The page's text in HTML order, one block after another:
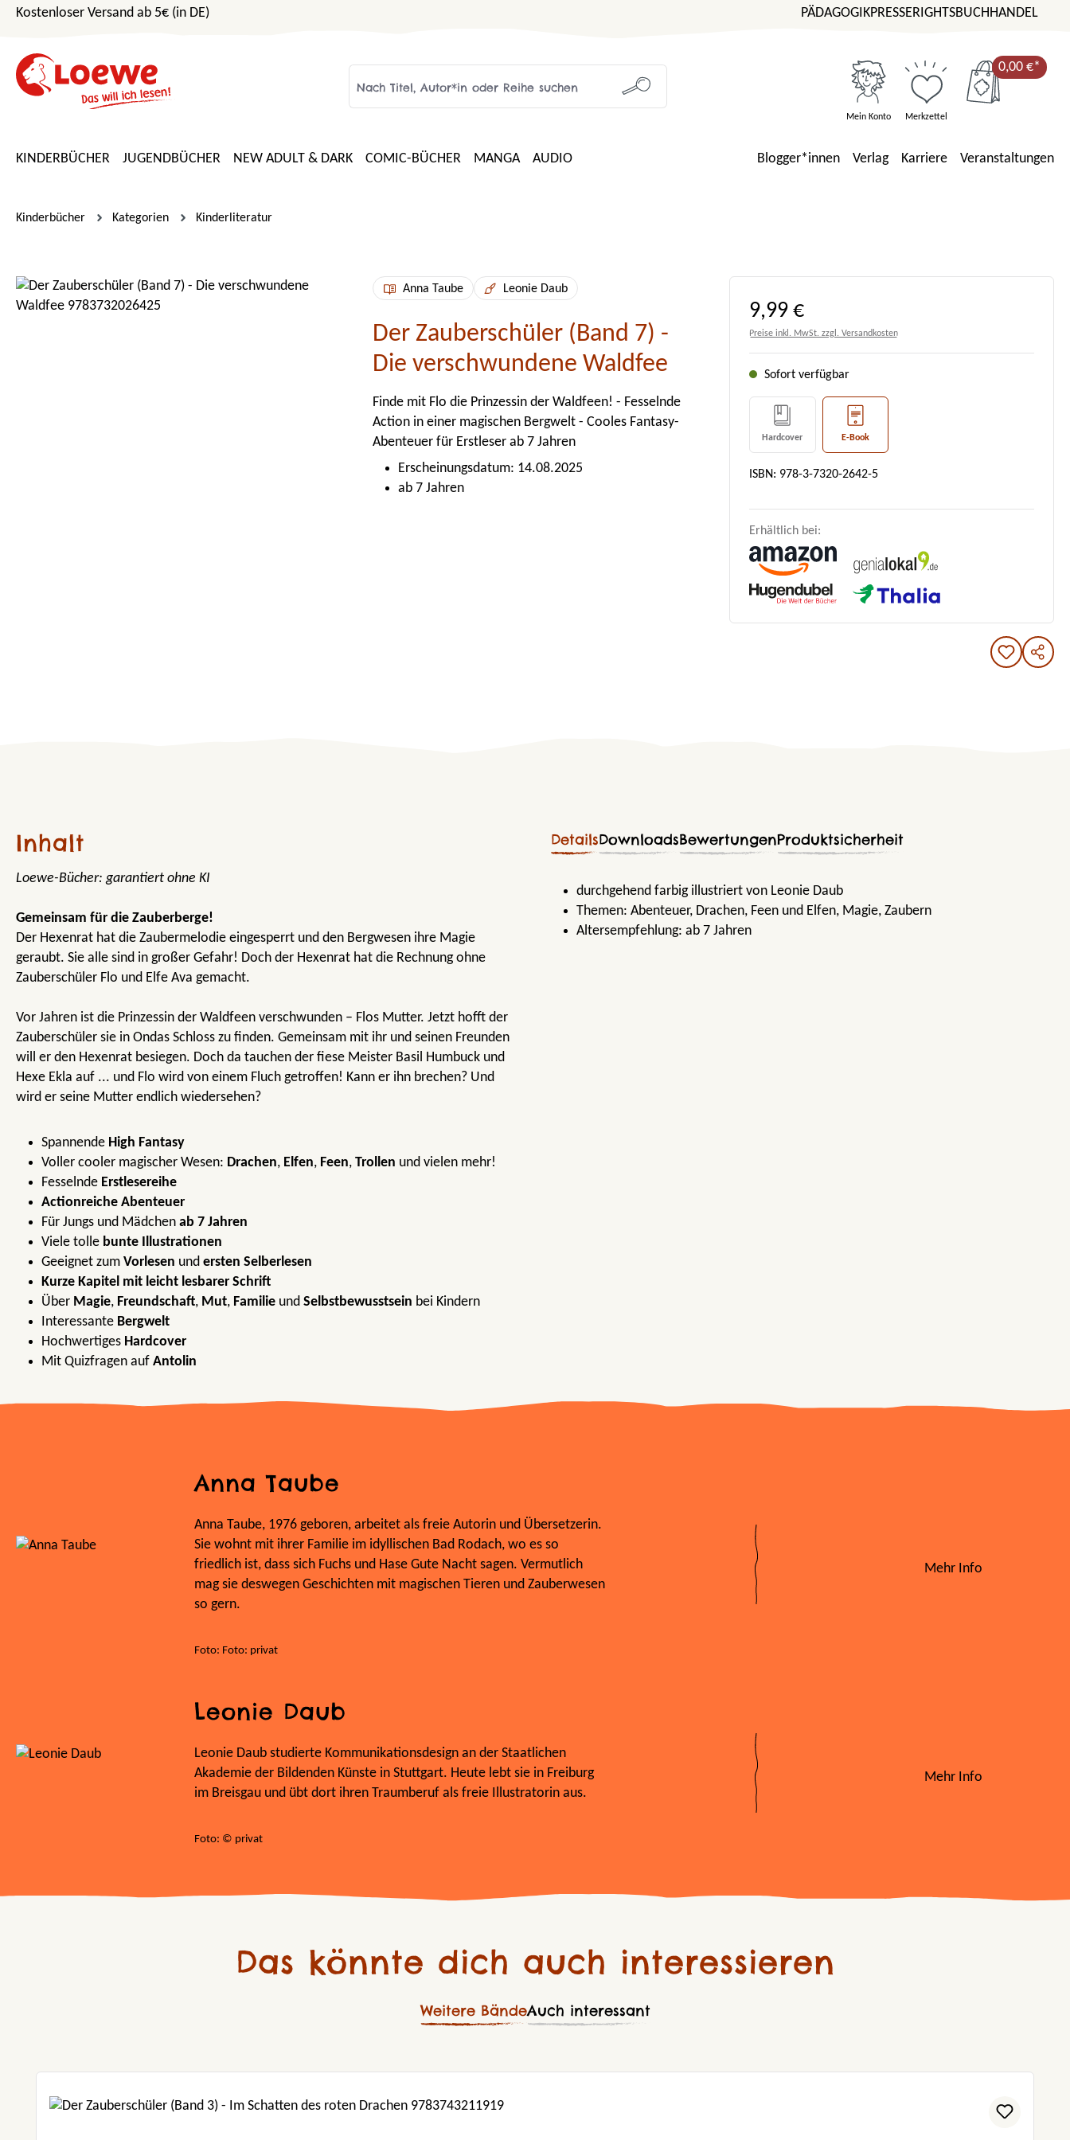
Hauptinhalt springen
Zur Suche springen
Zur Hauptnavigation springen
Kostenloser Versand ab 5€ (in DE) PÄDAGOGIKPRESSERIGHTSBUCHHANDEL
Mein Konto Merkzettel
0,00 €*
KINDERBÜCHER JUGENDBÜCHER NEW ADULT & DARK COMIC-BÜCHER MANGA AUDIO Blogger*innen Verlag Karriere Veranstaltungen
Kinderbücher Kategorien Kinderliteratur
Bildergalerie überspringen Anna Taube Leonie Daub
Der Zauberschüler (Band 7) -
Die verschwundene Waldfee
Finde mit Flo die Prinzessin der Waldfeen! - Fesselnde
Action in einer magischen Bergwelt - Cooles Fantasy-
Abenteuer für Erstleser ab 7 Jahren
Erscheinungsdatum: 14.08.2025
ab 7 Jahren
Regulärer Preis:
9,99 €
Preise inkl. MwSt. zzgl. Versandkosten
Sofort verfügbar
Hardcover E-Book
ISBN: 978-3-7320-2642-5
Erhältlich bei:
Inhalt
Loewe-Bücher: garantiert ohne KI
Gemeinsam für die Zauberberge!
Der Hexenrat hat die Zaubermelodie eingesperrt und den Bergwesen ihre Magie
geraubt. Sie alle sind in großer Gefahr! Doch der Hexenrat hat die Rechnung ohne
Zauberschüler Flo und Elfe Ava gemacht.
Vor Jahren ist die Prinzessin der Waldfeen verschwunden – Flos Mutter. Jetzt hofft der
Zauberschüler sie in Ondas Schloss zu finden. Gemeinsam mit ihr und seinen Freunden
will er den Hexenrat besiegen. Doch da tauchen der fiese Meister Basil Humbuck und
Hexe Ekla auf ... und Flo wird von einem Fluch getroffen! Kann er ihn brechen? Und
wird er seine Mutter endlich wiedersehen?
Spannende High Fantasy
Voller cooler magischer Wesen: Drachen, Elfen, Feen, Trollen und vielen mehr!
Fesselnde Erstlesereihe
Actionreiche Abenteuer
Für Jungs und Mädchen ab 7 Jahren
Viele tolle bunte Illustrationen
Geeignet zum Vorlesen und ersten Selberlesen
Kurze Kapitel mit leicht lesbarer Schrift
Über Magie, Freundschaft, Mut, Familie und Selbstbewusstsein bei Kindern
Interessante Bergwelt
Hochwertiges Hardcover
Mit Quizfragen auf Antolin
DetailsDownloadsBewertungenProduktsicherheit
durchgehend farbig illustriert von Leonie Daub
Themen: Abenteuer, Drachen, Feen und Elfen, Magie, Zaubern
Altersempfehlung: ab 7 Jahren
Anna Taube
Anna Taube, 1976 geboren, arbeitet als freie Autorin und Übersetzerin.
Sie wohnt mit ihrer Familie im idyllischen Bad Rodach, wo es so
friedlich ist, dass sich Fuchs und Hase Gute Nacht sagen. Vermutlich
mag sie deswegen Geschichten mit magischen Tieren und Zauberwesen
so gern.
Foto: Foto: privat
Mehr Info
Leonie Daub
Leonie Daub studierte Kommunikationsdesign an der Staatlichen
Akademie der Bildenden Künste in Stuttgart. Heute lebt sie in Freiburg
im Breisgau und übt dort ihren Traumberuf als freie Illustratorin aus.
Foto: © privat
Mehr Info
Das könnte dich auch interessieren
Weitere BändeAuch interessant